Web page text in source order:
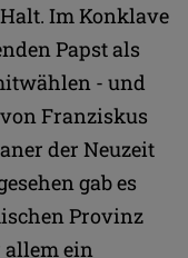
Im Konklave
Papst als
- und
Franziskus
der Neuzeit
gab es
Provinz
allem ein